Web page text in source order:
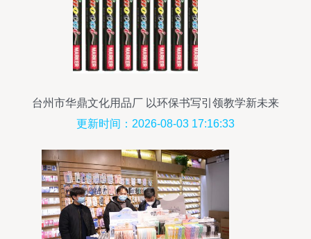
台州市华鼎文化用品厂 以环保书写引领教学新未来
更新时间：2026-08-03 17:16:33